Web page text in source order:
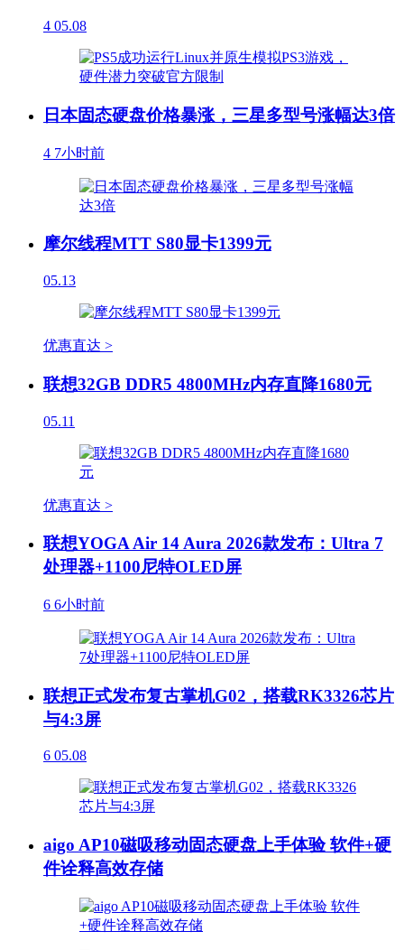
4 05.08
日本固态硬盘价格暴涨，三星多型号涨幅达3倍
4 7小时前
摩尔线程MTT S80显卡1399元
05.13
优惠直达 >
联想32GB DDR5 4800MHz内存直降1680元
05.11
优惠直达 >
联想YOGA Air 14 Aura 2026款发布：Ultra 7
处理器+1100尼特OLED屏
6 6小时前
联想正式发布复古掌机G02，搭载RK3326芯片
与4:3屏
6 05.08
aigo AP10磁吸移动固态硬盘上手体验 软件+硬
件诠释高效存储